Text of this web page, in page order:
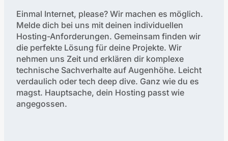
Einmal Internet, please? Wir machen es möglich.
Melde dich bei uns mit deinen individuellen
Hosting-Anforderungen. Gemeinsam finden wir
die perfekte Lösung für deine Projekte. Wir
nehmen uns Zeit und erklären dir komplexe
technische Sachverhalte auf Augenhöhe. Leicht
verdaulich oder tech deep dive. Ganz wie du es
magst. Hauptsache, dein Hosting passt wie
angegossen.